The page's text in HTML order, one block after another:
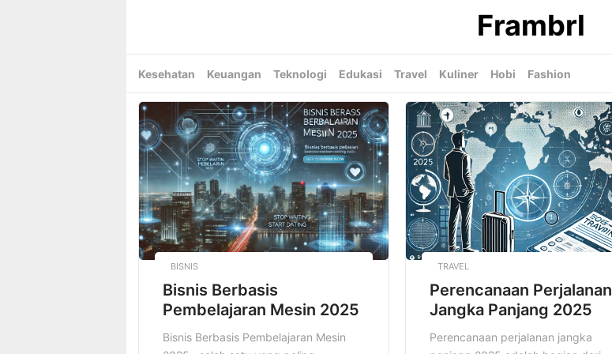
Frambrl
Kesehatan Keuangan Teknologi Edukasi Travel Kuliner Hobi Fashion
BISNIS
Bisnis Berbasis
Pembelajaran Mesin 2025
Bisnis Berbasis Pembelajaran Mesin
TRAVEL
Perencanaan Perjalanan
Jangka Panjang 2025
Perencanaan perjalanan jangka